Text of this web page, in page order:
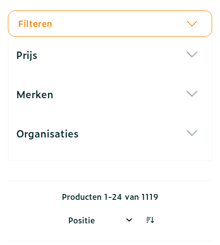
Filteren
Prijs
Merken
Organisaties
Producten 1-24 van 1119
Sorteer op: